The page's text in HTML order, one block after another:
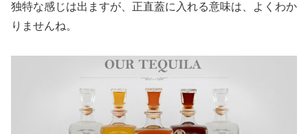
独特な感じは出ますが、正直蓋に入れる意味は、よくわか
りませんね。